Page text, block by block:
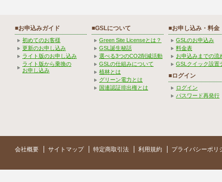
■お申込みガイド
初めてのお客様
更新のお申し込み
ライト版のお申し込み
ライト版から乗換の
お申し込み
■GSLについて
Green Site Licenseとは？
GSL誕生秘話
選べる3つのCO2削減活動
GSLの仕組みについて
植林とは
グリーン電力とは
国連認証排出権とは
■お申し込み・料金
GSLのお申込み
料金表
お申込みまでの流
GSLクイック設置
■ログイン
ログイン
パスワード再発行
会社概要 サイトマップ 特定商取引法 利用規約 プライバシーポリ